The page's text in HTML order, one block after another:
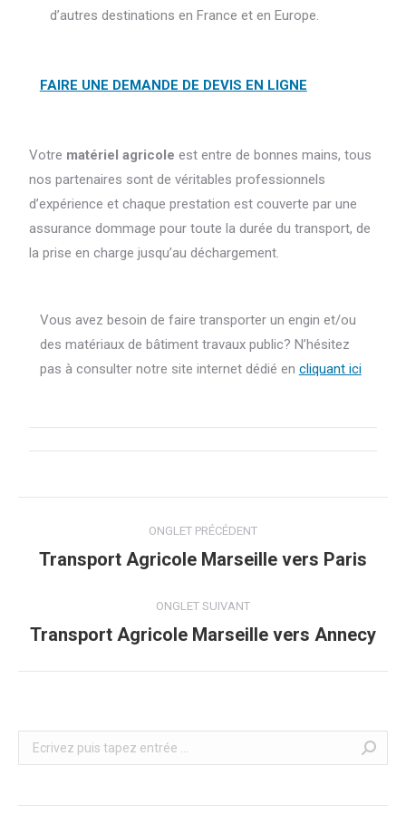
d’autres destinations en France et en Europe.
FAIRE UNE DEMANDE DE DEVIS EN LIGNE
Votre matériel agricole est entre de bonnes mains, tous
nos partenaires sont de véritables professionnels
d’expérience et chaque prestation est couverte par une
assurance dommage pour toute la durée du transport, de
la prise en charge jusqu’au déchargement.
Vous avez besoin de faire transporter un engin et/ou
des matériaux de bâtiment travaux public? N’hésitez
pas à consulter notre site internet dédié en cliquant ici
Navigation
de
commentaire
ONGLET PRÉCÉDENT
Onglet
Transport Agricole Marseille vers Paris
ONGLET SUIVANT
Onglet
Transport Agricole Marseille vers Annecy
Recherche